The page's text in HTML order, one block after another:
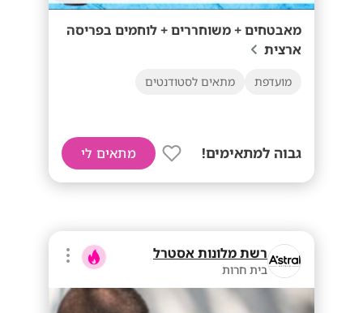
מאבטחים + משוחררים + לוחמים בפריסה
ארצית
מועדפת מתאים לסטודנטים
גבוה למתאימים! מתאים לי
רשת מלונות אסטרל
בית חרות